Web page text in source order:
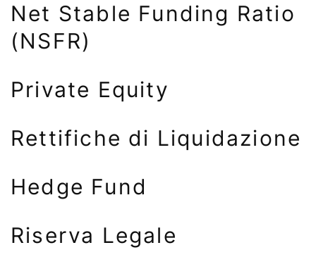
Net Stable Funding Ratio
(NSFR)
Private Equity
Rettifiche di Liquidazione
Hedge Fund
Riserva Legale